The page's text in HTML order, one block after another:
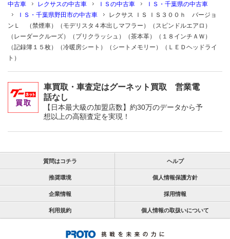
中古車 レクサスの中古車 ＩＳの中古車
ＩＳ・千葉県の中古車
ＩＳ・千葉県野田市の中古車
レクサス ＩＳ ＩＳ３００ｈ バージョ
ンＬ （禁煙車）（モデリスタ４本出しマフラー）（スピンドルエアロ）
（レーダークルーズ）（プリクラッシュ）（茶本革）（１８インチＡＷ）
（記録簿１５枚）（冷暖房シート）（シートメモリー）（ＬＥＤヘッドライ
ト）
車買取・車査定はグーネット買取 営業電
話なし
【日本最大級の加盟店数】約30万のデータから予
想以上の高額査定を実現！
質問はコチラ ヘルプ
推奨環境 個人情報保護方針
企業情報 採用情報
利用規約 個人情報の取扱いについて